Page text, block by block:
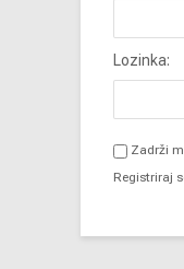
Lozinka:
Zadrži
Registriraj